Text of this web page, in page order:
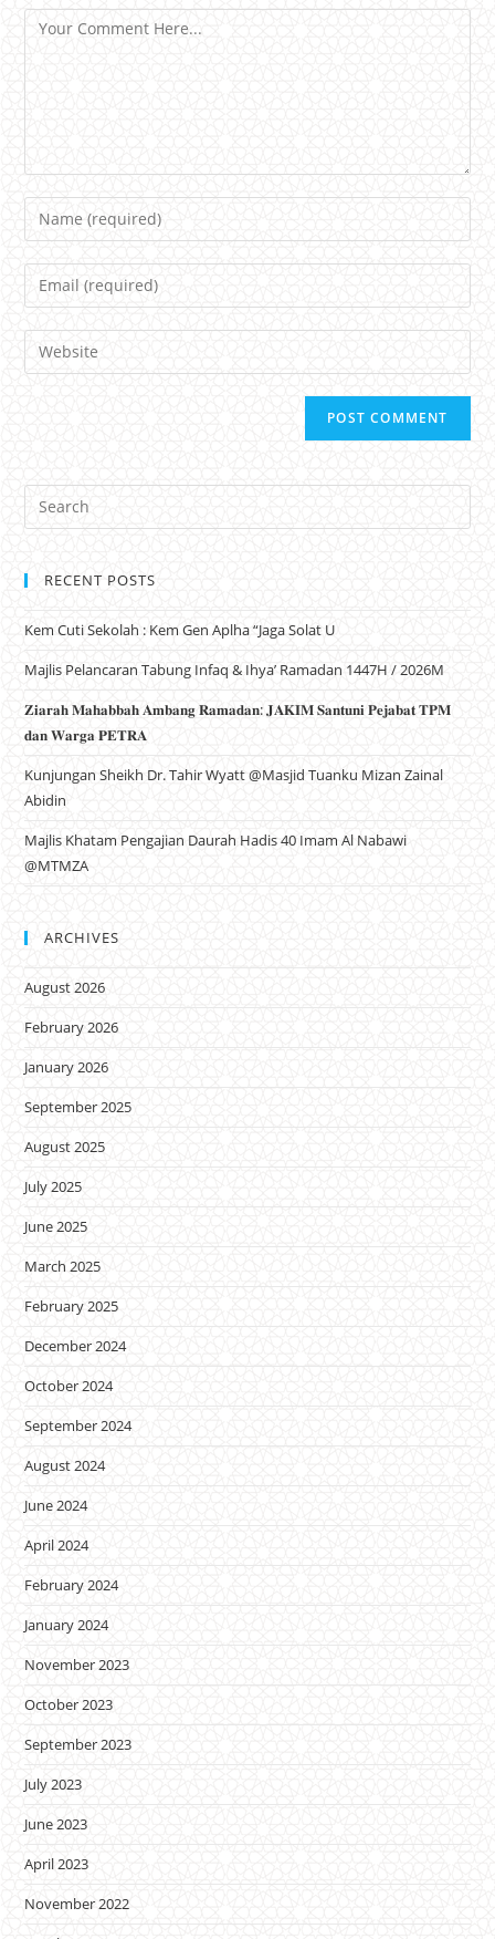
Comment
Name
Email
Website
RECENT POSTS
Kem Cuti Sekolah : Kem Gen Aplha “Jaga Solat U
Majlis Pelancaran Tabung Infaq & Ihya’ Ramadan 1447H / 2026M
𝐙𝐢𝐚𝐫𝐚𝐡 𝐌𝐚𝐡𝐚𝐛𝐛𝐚𝐡 𝐀𝐦𝐛𝐚𝐧𝐠 𝐑𝐚𝐦𝐚𝐝𝐚𝐧: 𝐉𝐀𝐊𝐈𝐌 𝐒𝐚𝐧𝐭𝐮𝐧𝐢 𝐏𝐞𝐣𝐚𝐛𝐚𝐭 𝐓𝐏𝐌
𝐝𝐚𝐧 𝐖𝐚𝐫𝐠𝐚 𝐏𝐄𝐓𝐑𝐀
Kunjungan Sheikh Dr. Tahir Wyatt @Masjid Tuanku Mizan Zainal
Abidin
Majlis Khatam Pengajian Daurah Hadis 40 Imam Al Nabawi
@MTMZA
ARCHIVES
August 2026
February 2026
January 2026
September 2025
August 2025
July 2025
June 2025
March 2025
February 2025
December 2024
October 2024
September 2024
August 2024
June 2024
April 2024
February 2024
January 2024
November 2023
October 2023
September 2023
July 2023
June 2023
April 2023
November 2022